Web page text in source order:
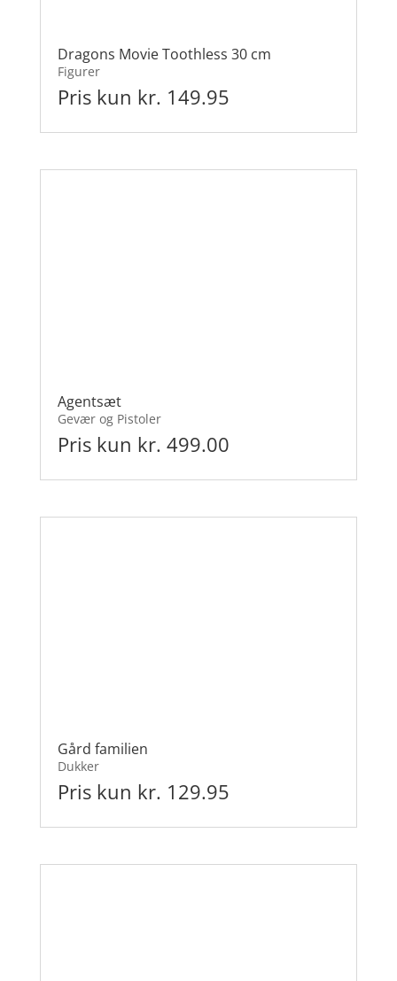
Dragons Movie Toothless 30 cm
Figurer
Pris kun kr. 149.95
Agentsæt
Gevær og Pistoler
Pris kun kr. 499.00
Gård familien
Dukker
Pris kun kr. 129.95